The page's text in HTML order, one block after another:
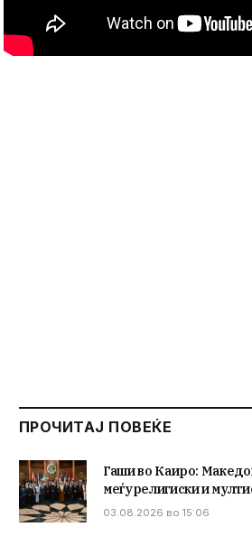
ПРОЧИТАЈ ПОВЕЌЕ
Гаши во Каиро:
меѓурелигиски и
03.08.2026 во 15:06